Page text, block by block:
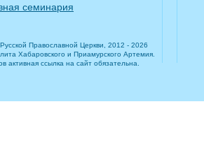
семинария
Православной Церкви, 2012 - 2026
Хабаровского и Приамурского Артемия.
активная ссылка на сайт обязательна.